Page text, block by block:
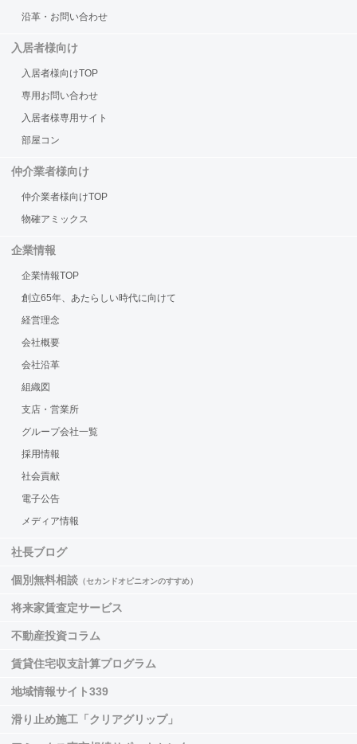
沿革・お問い合わせ
入居者様向け
入居者様向けTOP
専用お問い合わせ
入居者様専用サイト
部屋コン
仲介業者様向け
仲介業者様向けTOP
物確アミックス
企業情報
企業情報TOP
創立65年、あたらしい時代に向けて
経営理念
会社概要
会社沿革
組織図
支店・営業所
グループ会社一覧
採用情報
社会貢献
電子公告
メディア情報
社長ブログ
個別無料相談 （セカンドオピニオンのすすめ）
将来家賃査定サービス
不動産投資コラム
賃貸住宅収支計算プログラム
地域情報サイト339
滑り止め施工「クリアグリップ」